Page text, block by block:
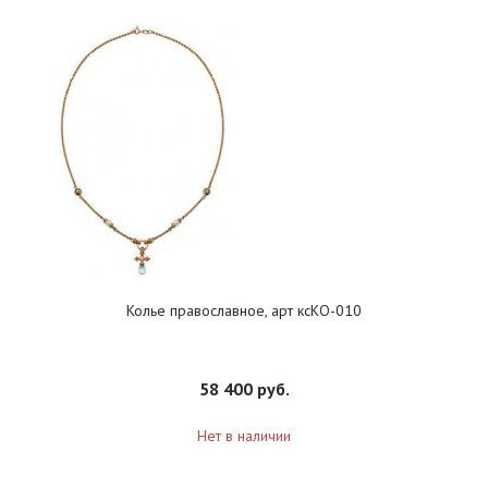
Колье православное, арт ксКО-010
58 400 руб.
Нет в наличии